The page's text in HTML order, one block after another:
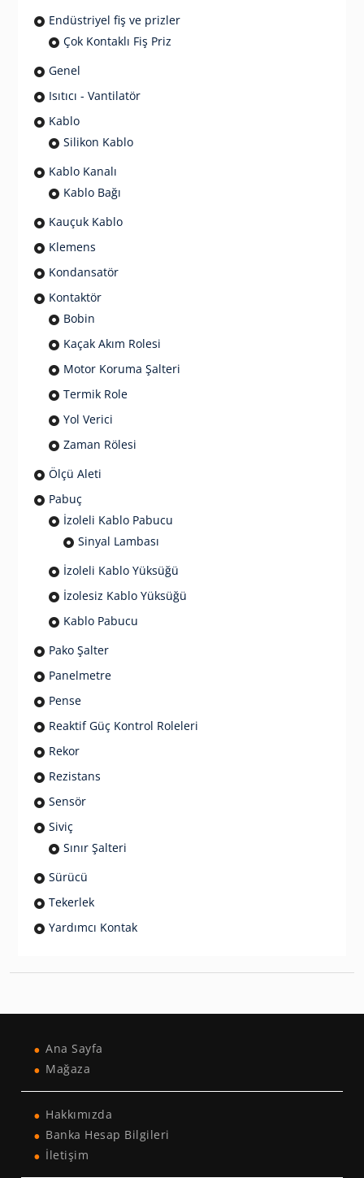
Endüstriyel fiş ve prizler
Çok Kontaklı Fiş Priz
Genel
Isıtıcı - Vantilatör
Kablo
Silikon Kablo
Kablo Kanalı
Kablo Bağı
Kauçuk Kablo
Klemens
Kondansatör
Kontaktör
Bobin
Kaçak Akım Rolesi
Motor Koruma Şalteri
Termik Role
Yol Verici
Zaman Rölesi
Ölçü Aleti
Pabuç
İzoleli Kablo Pabucu
Sinyal Lambası
İzoleli Kablo Yüksüğü
İzolesiz Kablo Yüksüğü
Kablo Pabucu
Pako Şalter
Panelmetre
Pense
Reaktif Güç Kontrol Roleleri
Rekor
Rezistans
Sensör
Siviç
Sınır Şalteri
Sürücü
Tekerlek
Yardımcı Kontak
Ana Sayfa
Mağaza
Hakkımızda
Banka Hesap Bilgileri
İletişim